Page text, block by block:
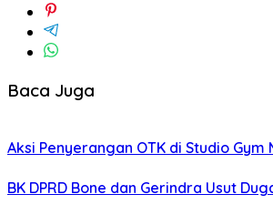
Baca Juga
Aksi Penyerangan OTK di Studio Gym
BK DPRD Bone dan Gerindra Usut